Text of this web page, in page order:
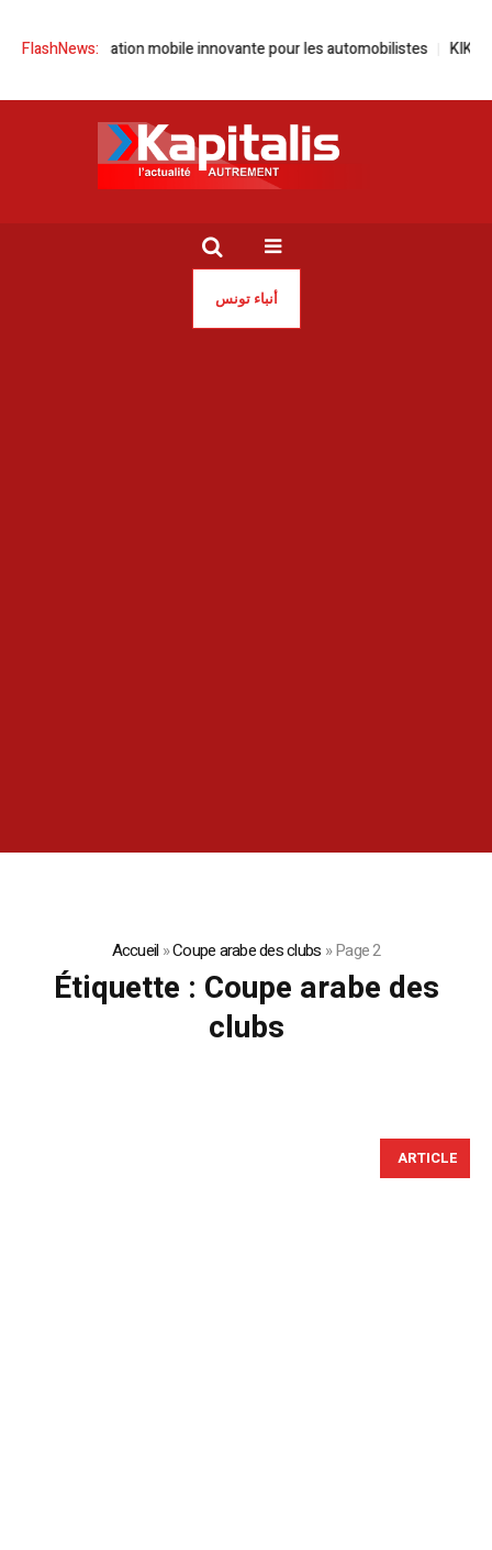
FlashNews:
application mobile innovante pour les automobilistes KIKO Milano
أنباء تونس
Accueil »Coupe arabe des clubs »Page 2
Étiquette : Coupe arabe des
clubs
ARTICLE